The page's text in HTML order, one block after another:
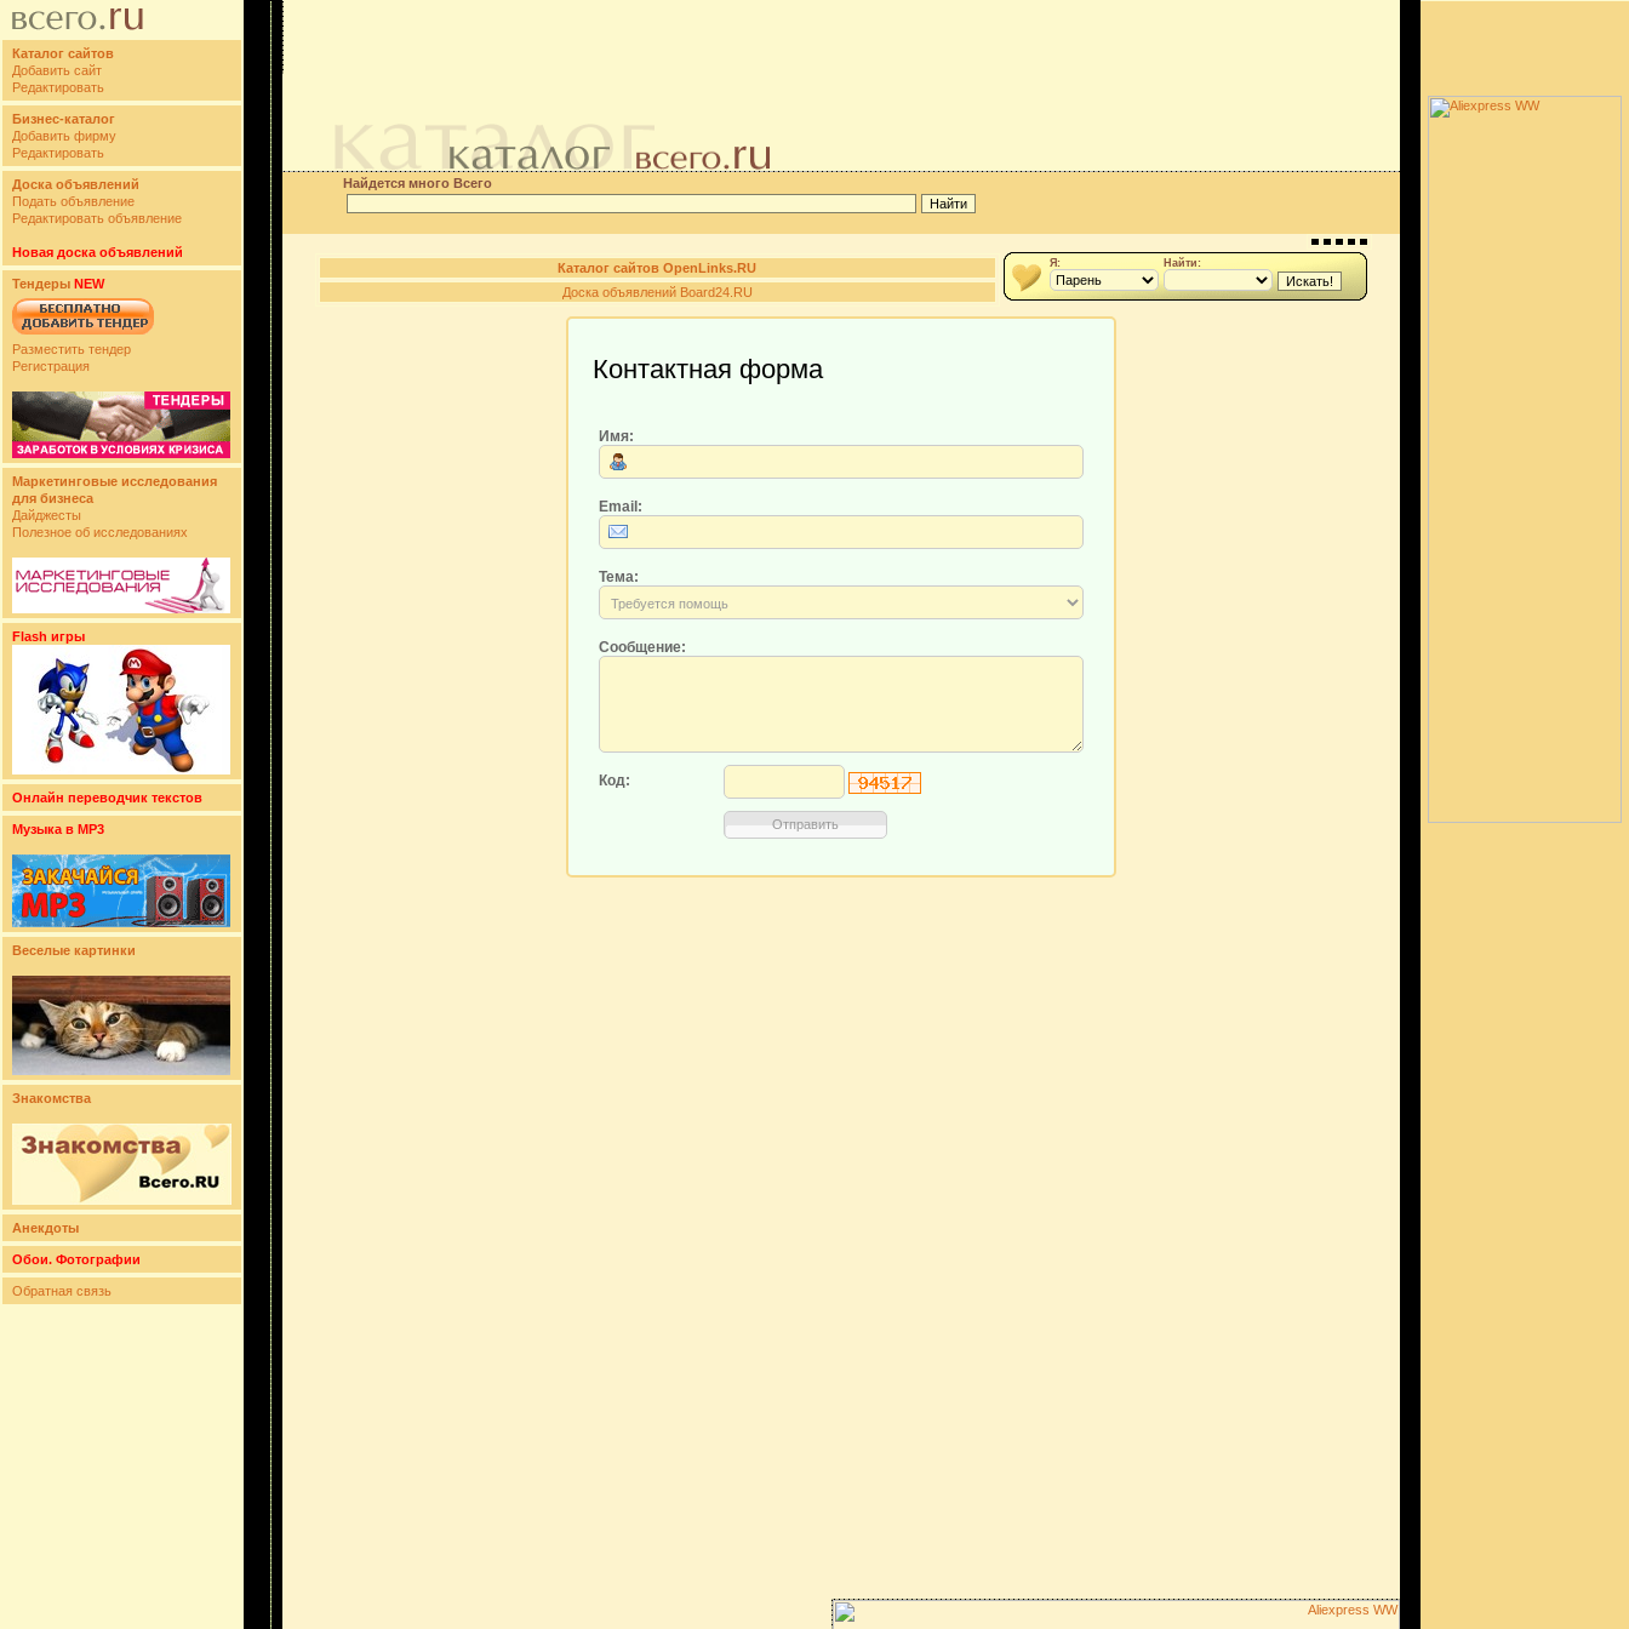
Каталог сайтов
Добавить сайт
Редактировать
Бизнес-каталог
Добавить фирму
Редактировать
Доска объявлений
Подать объявление
Редактировать объявление
Новая доска объявлений
Тендеры NEW
Разместить тендер
Регистрация
Маркетинговые исследования
для бизнеса
Дайджесты
Полезное об исследованиях
Flash игры
Онлайн переводчик текстов
Музыка в MP3
Веселые картинки
Знакомства
Анекдоты
Обои. Фотографии
Обратная связь
Найдется много Всего
Каталог сайтов OpenLinks.RU
Доска объявлений Board24.RU
Я: Найти:
Контактная форма
Имя:
Email:
Тема:
Сообщение:
Код: